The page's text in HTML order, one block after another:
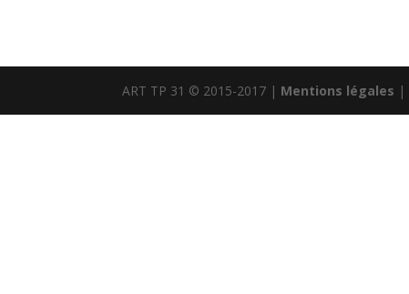
ART TP 31 © 2015-2017 | Mentions légales |